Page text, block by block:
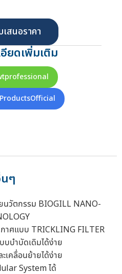
เสนอราคา
ยดเพิ่มเติม
นๆ
นวัตกรรม BIOGILL NANO-
าศแบบ TRICKLING FILTER
บบำบัดเดิมได้ง่าย
เคลื่อนย้ายได้ง่าย
System ได้